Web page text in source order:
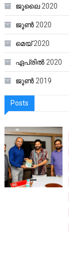
ജൂലൈ 2020
ജൂൺ 2020
മെയ്‌ 2020
ഏപ്രിൽ 2020
ജൂൺ 2019
Posts